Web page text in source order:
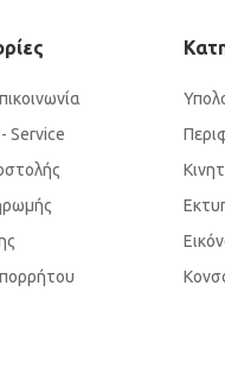
Service